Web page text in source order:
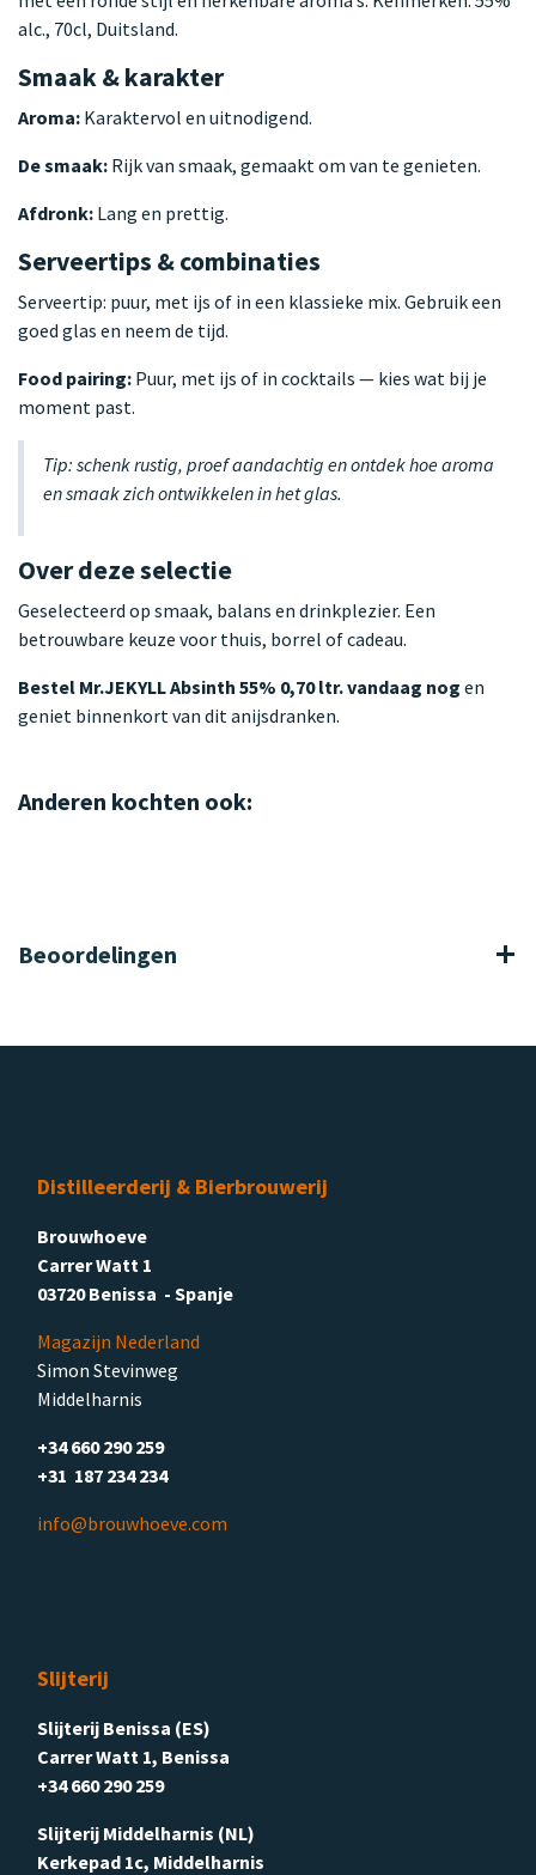
alc., 70cl, Duitsland.
Smaak & karakter
Aroma: Karaktervol en uitnodigend.
De smaak: Rijk van smaak, gemaakt om van te genieten.
Afdronk: Lang en prettig.
Serveertips & combinaties
Serveertip: puur, met ijs of in een klassieke mix. Gebruik een
goed glas en neem de tijd.
Food pairing: Puur, met ijs of in cocktails — kies wat bij je
moment past.
Tip: schenk rustig, proef aandachtig en ontdek hoe aroma
en smaak zich ontwikkelen in het glas.
Over deze selectie
Geselecteerd op smaak, balans en drinkplezier. Een
betrouwbare keuze voor thuis, borrel of cadeau.
Bestel Mr.JEKYLL Absinth 55% 0,70 ltr. vandaag nog en
geniet binnenkort van dit anijsdranken.
Anderen kochten ook:
Beoordelingen
Distilleerderij & Bierbrouwerij
Brouwhoeve
Carrer Watt 1
03720 Benissa - Spanje
Magazijn Nederland
Simon Stevinweg
Middelharnis
+34 660 290 259
+31 187 234 234
info@brouwhoeve.com
Slijterij
Slijterij Benissa (ES)
Carrer Watt 1, Benissa
+34 660 290 259
Slijterij Middelharnis (NL)
Kerkepad 1c, Middelharnis